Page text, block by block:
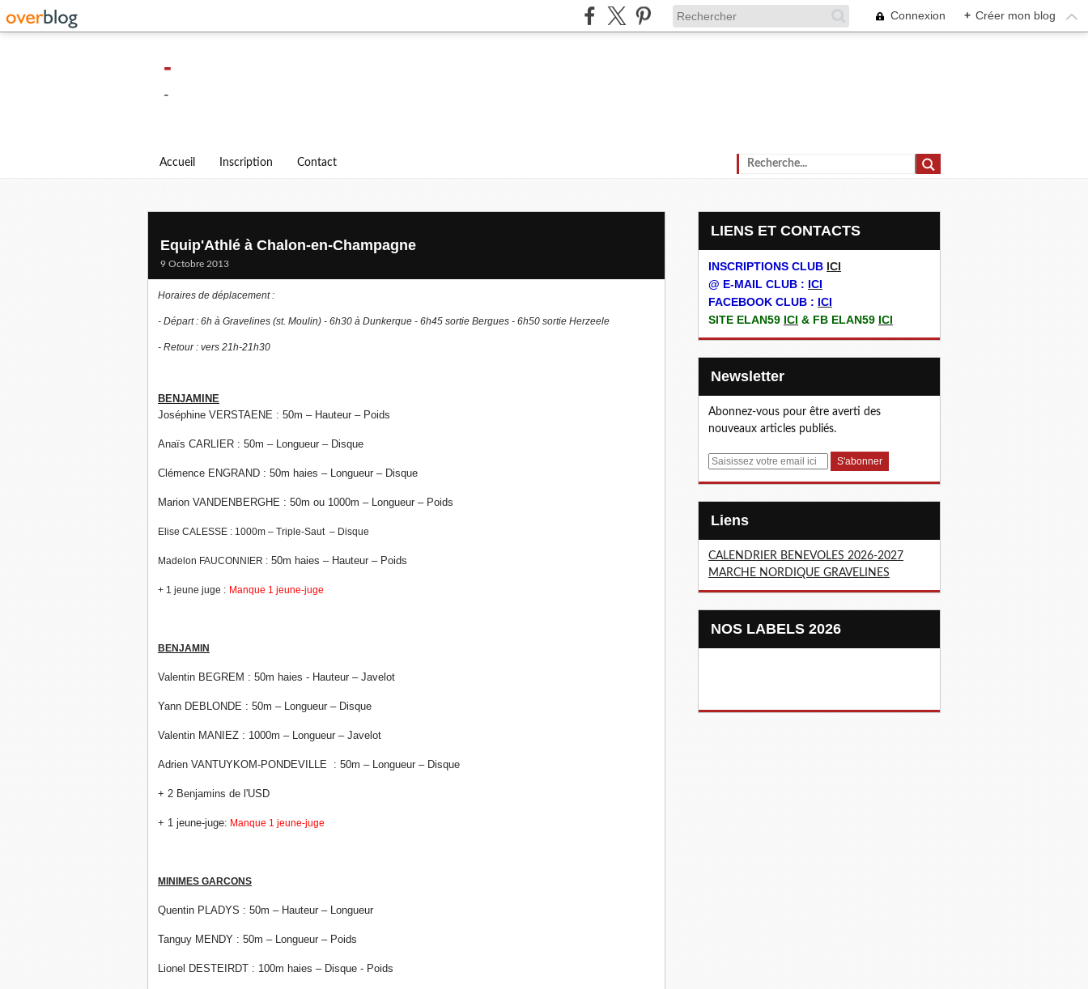
Connexion + Créer mon blog
-
-
Accueil Inscription Contact
Equip'Athlé à Chalon-en-Champagne
9 Octobre 2013
Horaires de déplacement :
- Départ : 6h à Gravelines (st. Moulin) - 6h30 à Dunkerque - 6h45 sortie Bergues - 6h50 sortie Herzeele
- Retour : vers 21h-21h30
BENJAMINE
Joséphine VERSTAENE : 50m – Hauteur – Poids
Anaïs CARLIER : 50m – Longueur – Disque
Clémence ENGRAND : 50m haies – Longueur – Disque
Marion VANDENBERGHE : 50m ou 1000m – Longueur – Poids
Elise CALESSE : 1000m – Triple-Saut – Disque
Madelon FAUCONNIER : 50m haies – Hauteur – Poids
+ 1 jeune juge : Manque 1 jeune-juge
BENJAMIN
Valentin BEGREM : 50m haies - Hauteur – Javelot
Yann DEBLONDE : 50m – Longueur – Disque
Valentin MANIEZ : 1000m – Longueur – Javelot
Adrien VANTUYKOM-PONDEVILLE : 50m – Longueur – Disque
+ 2 Benjamins de l'USD
+ 1 jeune-juge: Manque 1 jeune-juge
MINIMES GARCONS
Quentin PLADYS : 50m – Hauteur – Longueur
Tanguy MENDY : 50m – Longueur – Poids
Lionel DESTEIRDT : 100m haies – Disque - Poids
LIENS ET CONTACTS
INSCRIPTIONS CLUB ICI
@ E-MAIL CLUB : ICI
FACEBOOK CLUB : ICI
SITE ELAN59 ICI & FB ELAN59 ICI
Newsletter
Abonnez-vous pour être averti des
nouveaux articles publiés.
E
Liens
CALENDRIER BENEVOLES 2026-2027
MARCHE NORDIQUE GRAVELINES
NOS LABELS 2026